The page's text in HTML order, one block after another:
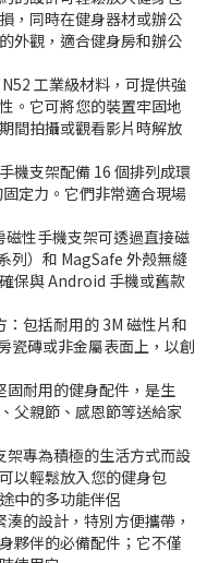
，同時在健身器材或辦公
外觀，適合健身房和辦公
工業級材料，可提供強
。它可將您的裝置牢固地
間拍攝或觀看影片時解放
機支架配備 16 個排列成環
定力。它們非常適合現場
性手機支架可透過直接磁
列）和 MagSafe 外殼無縫
保與 Android 手機或舊款
包括耐用的 3M 磁性片和
瓷磚或非金屬表面上，以創
固耐用的健身配件，是生
父親節、感恩節等送給家
架專為積極的生活方式而設
以輕鬆放入您的健身包
中的多功能伴侶
的設計，特別方便攜帶，
夥伴的必備配件；它不僅